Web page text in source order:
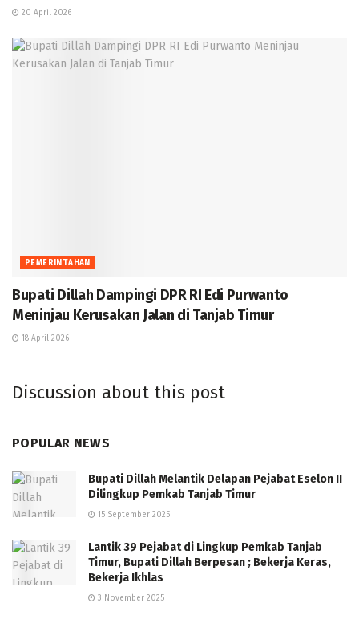
20 April 2026
PEMERINTAHAN
Bupati Dillah Dampingi DPR RI Edi Purwanto
Meninjau Kerusakan Jalan di Tanjab Timur
18 April 2026
Discussion about this post
POPULAR NEWS
Bupati Dillah Melantik Delapan Pejabat Eselon II
Dilingkup Pemkab Tanjab Timur
15 September 2025
Lantik 39 Pejabat di Lingkup Pemkab Tanjab
Timur, Bupati Dillah Berpesan ; Bekerja Keras,
Bekerja Ikhlas
3 November 2025